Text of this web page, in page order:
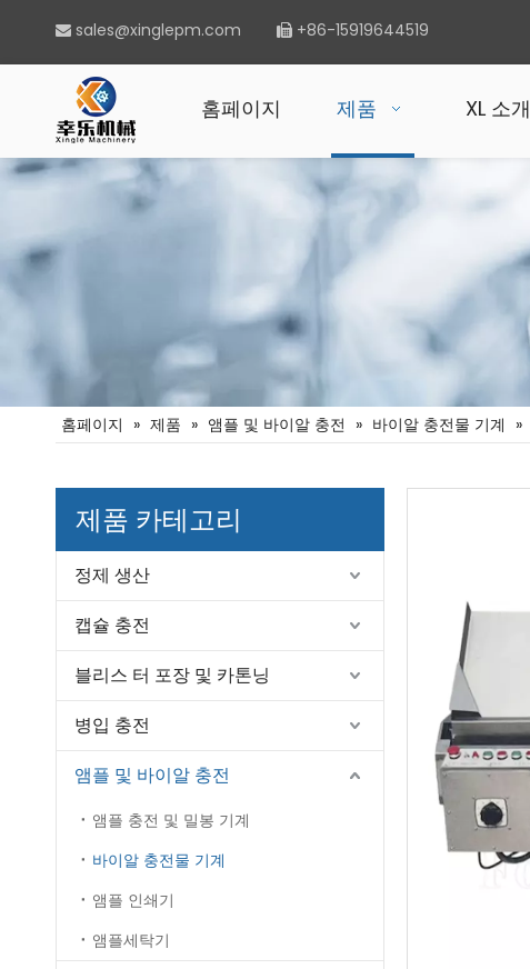
 sales@xinglepm.com  +86-15919644519
홈페이지 제품 XL 소개
홈페이지 » 제품 » 앰플 및 바이알 충전 » 바이알 충전물 기계 »
제품 카테고리
정제 생산
캡슐 충전
블리스 터 포장 및 카톤닝
병입 충전
앰플 및 바이알 충전
앰플 충전 및 밀봉 기계
바이알 충전물 기계
앰플 인쇄기
앰플세탁기